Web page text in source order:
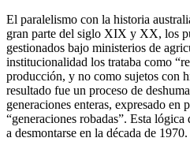
El paralelismo con la historia
gran parte del siglo XIX y XX, los
gestionados bajo ministerios de
institucionalidad los trataba como
producción, y no como sujetos con
resultado fue un proceso de
generaciones enteras, expresado en
“generaciones robadas”. Esta
a desmontarse en la década de 1970.